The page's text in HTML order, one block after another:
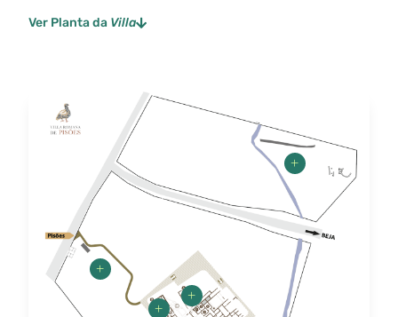
Ver Planta da Villa